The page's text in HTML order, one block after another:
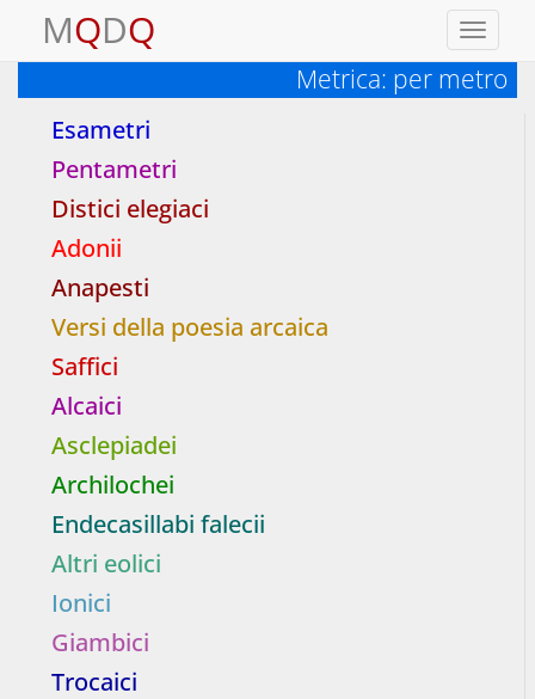
MQDQ
Toggle
Metrica: per metro
Esametri
Pentametri
Distici elegiaci
Adonii
Anapesti
Versi della poesia arcaica
Saffici
Alcaici
Asclepiadei
Archilochei
Endecasillabi falecii
Altri eolici
Ionici
Giambici
Trocaici